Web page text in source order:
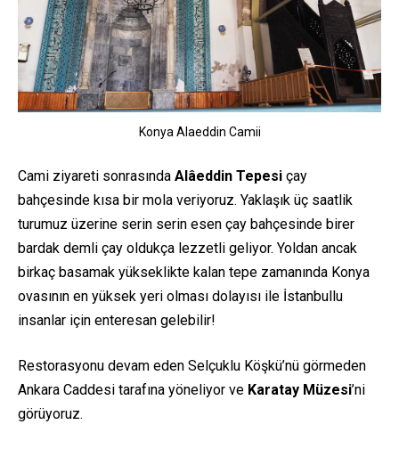
Konya Alaeddin Camii
Cami ziyareti sonrasında Alâeddin Tepesi çay
bahçesinde kısa bir mola veriyoruz. Yaklaşık üç saatlik
turumuz üzerine serin serin esen çay bahçesinde birer
bardak demli çay oldukça lezzetli geliyor. Yoldan ancak
birkaç basamak yükseklikte kalan tepe zamanında Konya
ovasının en yüksek yeri olması dolayısı ile İstanbullu
insanlar için enteresan gelebilir!
Restorasyonu devam eden Selçuklu Köşkü’nü görmeden
Ankara Caddesi tarafına yöneliyor ve Karatay Müzesi’ni
görüyoruz.